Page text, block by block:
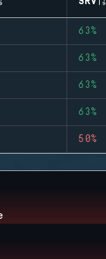
63%
63%
63%
63%
50%